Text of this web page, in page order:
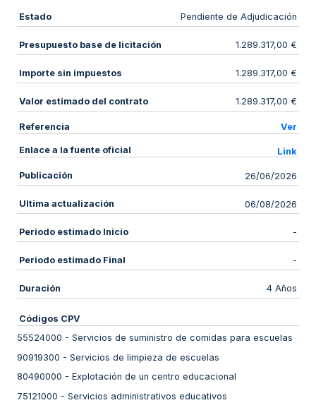
Estado Pendiente de Adjudicación
Presupuesto base de licitación 1.289.317,00 €
Importe sin impuestos 1.289.317,00 €
Valor estimado del contrato 1.289.317,00 €
Referencia Ver
Enlace a la fuente oficial Link
Publicación 26/06/2026
Ultima actualización 06/08/2026
Periodo estimado Inicio -
Periodo estimado Final -
Duración 4 Años
Códigos CPV
55524000 - Servicios de suministro de comidas para escuelas
90919300 - Servicios de limpieza de escuelas
80490000 - Explotación de un centro educacional
75121000 - Servicios administrativos educativos